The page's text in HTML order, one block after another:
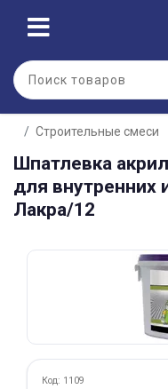
Строительные смеси
Шпатлевка
для внутренних
Лакра/12
Код: 1109
Для клиентов всех
Разбейте
оплатуна
без переплат
График платежей
25%